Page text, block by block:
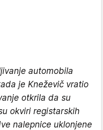
automobila
je Kneževič vratio
otkrila da su
okviri registarskih
nalepnice uklonjene